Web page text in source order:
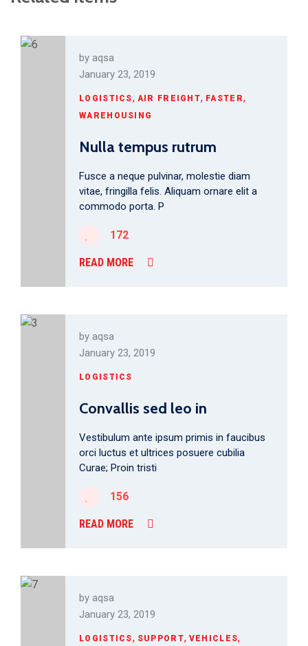
by aqsa
January 23, 2019
LOGISTICS, AIR FREIGHT, FASTER,
WAREHOUSING
Nulla tempus rutrum
Fusce a neque pulvinar, molestie diam
vitae, fringilla felis. Aliquam ornare elit a
commodo porta. P
172
READ MORE
by aqsa
January 23, 2019
LOGISTICS
Convallis sed leo in
Vestibulum ante ipsum primis in faucibus
orci luctus et ultrices posuere cubilia
Curae; Proin tristi
156
READ MORE
by aqsa
January 23, 2019
LOGISTICS, SUPPORT, VEHICLES,